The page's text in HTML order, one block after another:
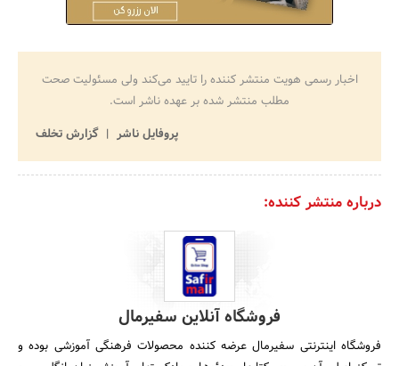
اخبار رسمی هویت منتشر کننده را تایید می‌کند ولی مسئولیت صحت
مطلب منتشر شده بر عهده ناشر است.
پروفایل ناشر
گزارش تخلف
درباره منتشر کننده:
فروشگاه آنلاین سفیرمال
فروشگاه اینترنتی سفیرمال عرضه کننده محصولات فرهنگی آموزشی بوده و